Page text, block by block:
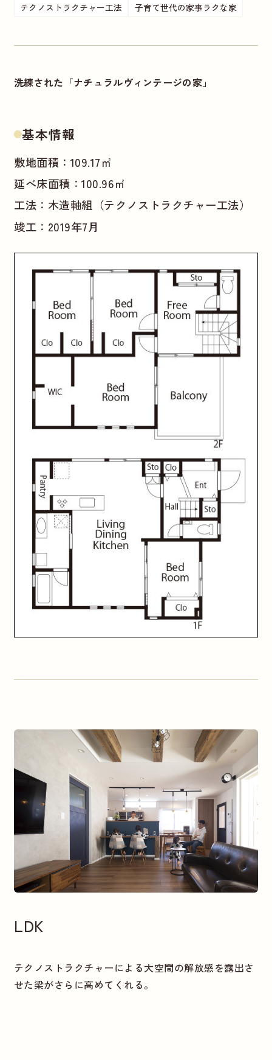
テクノストラクチャー工法
子育て世代の家事ラクな家
洗練された「ナチュラルヴィンテージの家」
基本情報
敷地面積：109.17㎡
延べ床面積：100.96㎡
工法：木造軸組（テクノストラクチャー工法）
竣工：2019年7月
LDK
テクノストラクチャーによる大空間の解放感を露出さ
せた梁がさらに高めてくれる。